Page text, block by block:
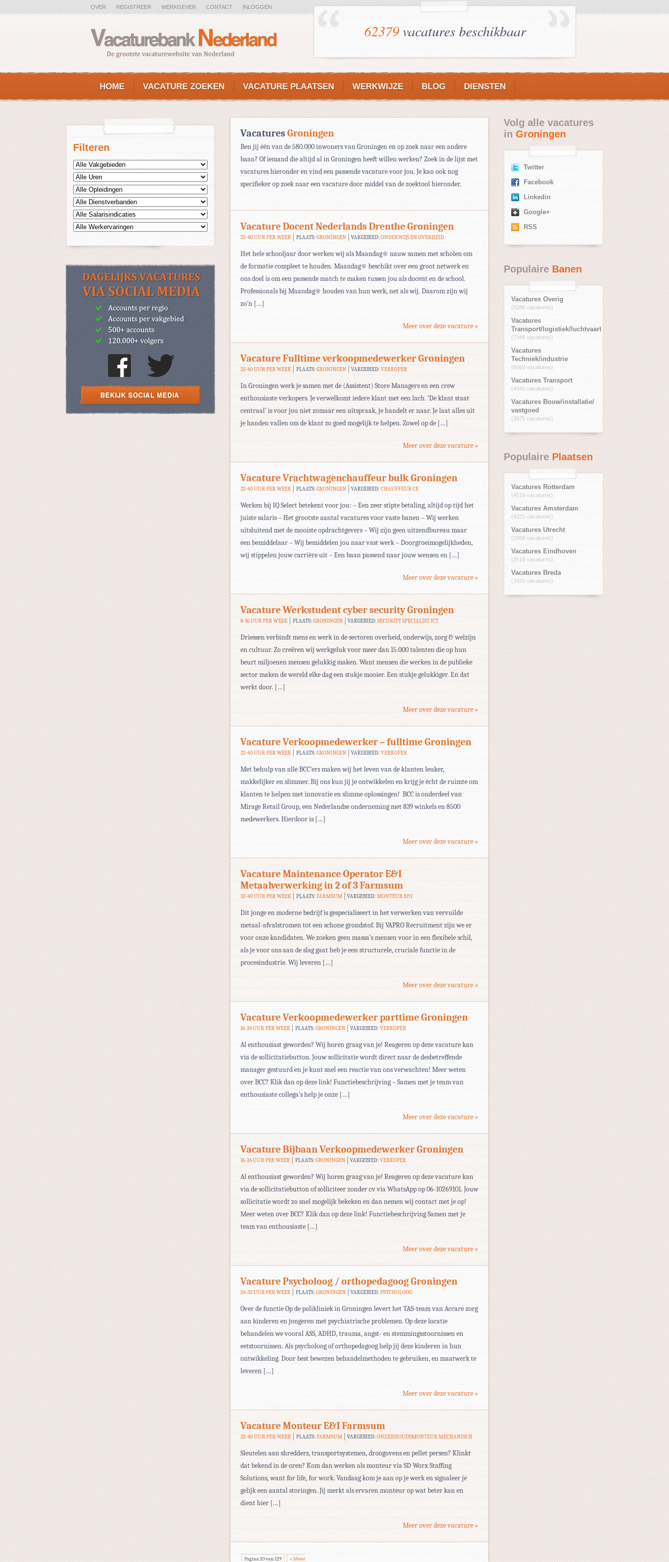
OVER REGISTREER WERKGEVER CONTACT INLOGGEN
62379vacatures beschikbaar
HOME VACATURE ZOEKEN VACATURE PLAATSEN WERKWIJZE BLOG DIENSTEN
Filteren
VacaturesGroningen
Ben jij één van de 580.000 inwoners van Groningen en op zoek naar een andere
baan? Of iemand die altijd al in Groningen heeft willen werken? Zoek in de lijst met
vacatures hieronder en vind een passende vacature voor jou. Je kan ook nog
specifieker op zoek naar een vacature door middel van de zoektool hieronder.
Vacature Docent Nederlands Drenthe Groningen
32-40 UUR PER WEEK PLAATS: GRONINGEN VAKGEBIED:ONDERWIJS EN OVERHEID
Het hele schooljaar door werken wij als Maandag® nauw samen met scholen om
de formatie compleet te houden. Maandag® beschikt over een groot netwerk en
ons doel is om een passende match te maken tussen jou als docent en de school.
Professionals bij Maandag® houden van hun werk, net als wij. Daarom zijn wij
zo’n […]
Meer over deze vacature »
Vacature Fulltime verkoopmedewerker Groningen
32-40 UUR PER WEEK PLAATS: GRONINGEN VAKGEBIED:VERKOPER
In Groningen werk je samen met de (Assistent) Store Managers en een crew
enthousiaste verkopers. Je verwelkomt iedere klant met een lach. ‘De klant staat
centraal’ is voor jou niet zomaar een uitspraak, je handelt er naar. Je laat alles uit
je handen vallen om de klant zo goed mogelijk te helpen. Zowel op de […]
Meer over deze vacature »
Vacature Vrachtwagenchauffeur bulk Groningen
32-40 UUR PER WEEK PLAATS: GRONINGEN VAKGEBIED:CHAUFFEUR CE
Werken bij IQ Select betekent voor jou: – Een zeer stipte betaling, altijd op tijd het
juiste salaris – Het grootste aantal vacatures voor vaste banen – Wij werken
uitsluitend met de mooiste opdrachtgevers – Wij zijn geen uitzendbureau maar
een bemiddelaar – Wij bemiddelen jou naar vast werk – Doorgroeimogelijkheden,
wij stippelen jouw carrière uit – Een baan passend naar jouw wensen en […]
Meer over deze vacature »
Vacature Werkstudent cyber security Groningen
8-16 UUR PER WEEK PLAATS: GRONINGEN VAKGEBIED:SECURITY SPECIALIST ICT
Driessen verbindt mens en werk in de sectoren overheid, onderwijs, zorg & welzijn
en cultuur. Zo creëren wij werkgeluk voor meer dan 15.000 talenten die op hun
beurt miljoenen mensen gelukkig maken. Want mensen die werken in de publieke
sector maken de wereld elke dag een stukje mooier. Een stukje gelukkiger. En dat
werkt door. […]
Meer over deze vacature »
Vacature Verkoopmedewerker – fulltime Groningen
32-40 UUR PER WEEK PLAATS: GRONINGEN VAKGEBIED:VERKOPER
Met behulp van alle BCC’ers maken wij het leven van de klanten leuker,
makkelijker en slimmer. Bij ons kun jij je ontwikkelen en krijg je écht de ruimte om
klanten te helpen met innovatie en slimme oplossingen! BCC is onderdeel van
Mirage Retail Group, een Nederlandse onderneming met 839 winkels en 8500
medewerkers. Hierdoor is […]
Meer over deze vacature »
Vacature Maintenance Operator E&I
Metaalverwerking in 2 of 3 Farmsum
32-40 UUR PER WEEK PLAATS: FARMSUM VAKGEBIED:MONTEUR E&I
Dit jonge en moderne bedrijf is gespecialiseert in het verwerken van vervuilde
metaal-afvalstromen tot een schone grondstof. Bij VAPRO Recruitment zijn we er
voor onze kandidaten. We zoeken geen massa’s mensen voor in een flexibele schil,
als je voor ons aan de slag gaat heb je een structurele, cruciale functie in de
procesindustrie. Wij leveren […]
Meer over deze vacature »
Vacature Verkoopmedewerker parttime Groningen
16-24 UUR PER WEEK PLAATS: GRONINGEN VAKGEBIED:VERKOPER
Al enthousiast geworden? Wij horen graag van je! Reageren op deze vacature kan
via de sollicitatiebutton. Jouw sollicitatie wordt direct naar de desbetreffende
manager gestuurd en je kunt snel een reactie van ons verwachten! Meer weten
over BCC? Klik dan op deze link! Functiebeschrijving – Samen met je team van
enthousiaste collega’s help je onze […]
Meer over deze vacature »
Vacature Bijbaan Verkoopmedewerker Groningen
16-24 UUR PER WEEK PLAATS: GRONINGEN VAKGEBIED:VERKOPER
Al enthousiast geworden? Wij horen graag van je! Reageren op deze vacature kan
via de sollicitatiebutton of solliciteer zonder cv via WhatsApp op 06-10269101. Jouw
sollicitatie wordt zo snel mogelijk bekeken en dan nemen wij contact met je op!
Meer weten over BCC? Klik dan op deze link! Functiebeschrijving Samen met je
team van enthousiaste […]
Meer over deze vacature »
Vacature Psycholoog / orthopedagoog Groningen
24-32 UUR PER WEEK PLAATS: GRONINGEN VAKGEBIED:PSYCHOLOOG
Over de functie Op de polikliniek in Groningen levert het TAS-team van Accare zorg
aan kinderen en jongeren met psychiatrische problemen. Op deze locatie
behandelen we vooral ASS, ADHD, trauma, angst- en stemmingsstoornissen en
eetstoornissen. Als psycholoog of orthopedagoog help jij deze kinderen in hun
ontwikkeling. Door best bewezen behandelmethoden te gebruiken, en maatwerk te
leveren […]
Meer over deze vacature »
Vacature Monteur E&I Farmsum
32-40 UUR PER WEEK PLAATS: FARMSUM VAKGEBIED:ONDERHOUDSMONTEUR MECHANISCH
Sleutelen aan shredders, transportsystemen, droogovens en pellet persen? Klinkt
dat bekend in de oren? Kom dan werken als monteur via SD Worx Staffing
Solutions, want for life, for work. Vandaag kom je aan op je werk en signaleer je
gelijk een aantal storingen. Jij merkt als ervaren monteur op wat beter kan en
dient hier […]
Meer over deze vacature »
Pagina 20 van 129 « Meest
Volg alle vacatures
inGroningen
Twitter
Facebook
Linkedin
Google+
RSS
PopulaireBanen
Vacatures Overig
(9288 vacatures)
Vacatures
Transport/logistiek/luchtvaart
(7348 vacatures)
Vacatures
Techniek/industrie
(6563 vacatures)
Vacatures Transport
(4341 vacatures)
Vacatures Bouw/installatie/
vastgoed
(3875 vacatures)
Populaire Plaatsen
Vacatures Rotterdam
(4519 vacatures)
Vacatures Amsterdam
(4221 vacatures)
Vacatures Utrecht
(2958 vacatures)
Vacatures Eindhoven
(2518 vacatures)
Vacatures Breda
(1831 vacatures)